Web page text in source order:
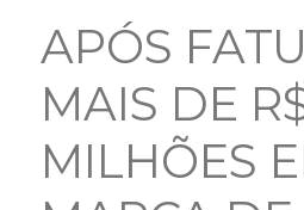
APÓS
MAIS DE
MILHÕES